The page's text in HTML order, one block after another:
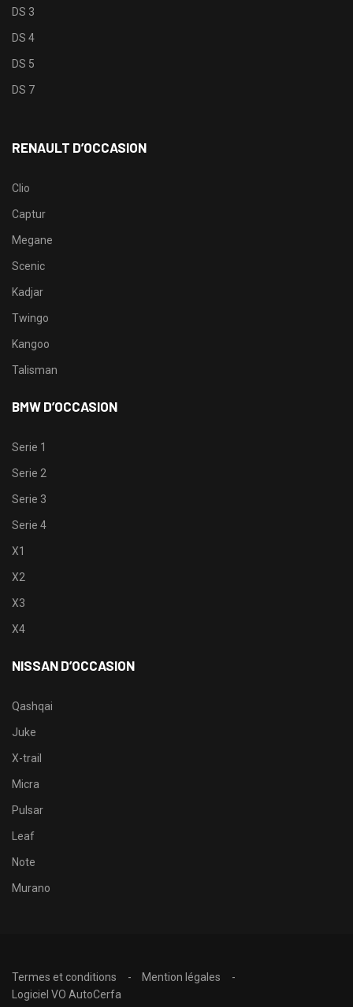
DS 3
DS 4
DS 5
DS 7
RENAULT D’OCCASION
Clio
Captur
Megane
Scenic
Kadjar
Twingo
Kangoo
Talisman
BMW D’OCCASION
Serie 1
Serie 2
Serie 3
Serie 4
X1
X2
X3
X4
NISSAN D’OCCASION
Qashqai
Juke
X-trail
Micra
Pulsar
Leaf
Note
Murano
Termes et conditions
Mention légales
Logiciel VO AutoCerfa